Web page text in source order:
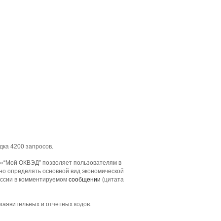
4200 запросов.
ОКВЭД” позволяет пользователям в
определять основной вид экономической
в комментируемом сообщении (цитата
и отчетных кодов.